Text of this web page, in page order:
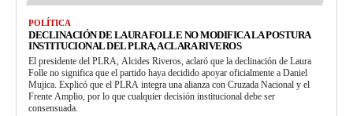
POLÍTICA
DECLINACIÓN DE LAURA FOLLE NO MODIFICA LA POSTURA
INSTITUCIONAL DEL PLRA, ACLARA RIVEROS
El presidente del PLRA, Alcides Riveros, aclaró que la declinación de Laura
Folle no significa que el partido haya decidido apoyar oficialmente a Daniel
Mujica. Explicó que el PLRA integra una alianza con Cruzada Nacional y el
Frente Amplio, por lo que cualquier decisión institucional debe ser
consensuada.